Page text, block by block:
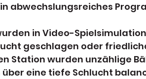
abwechslungsreiches
in Video-
geschlagen oder
Station wurden unzählige
eine tiefe Schlucht